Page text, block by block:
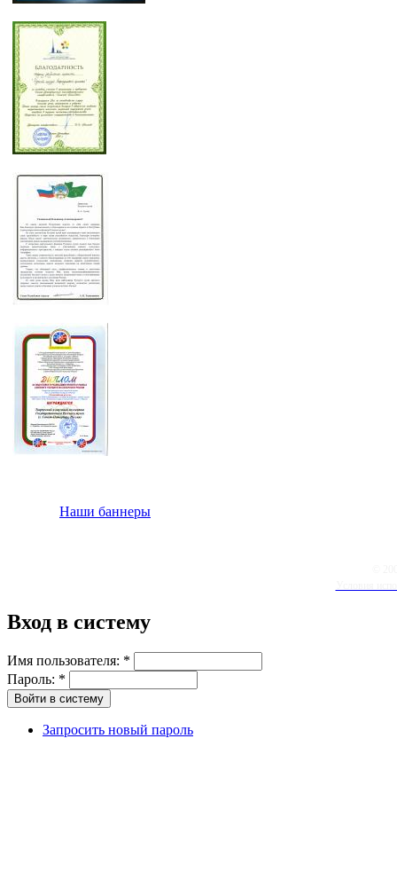
Наши баннеры
Вход в систему
Имя пользователя: *
Пароль: *
Запросить новый пароль